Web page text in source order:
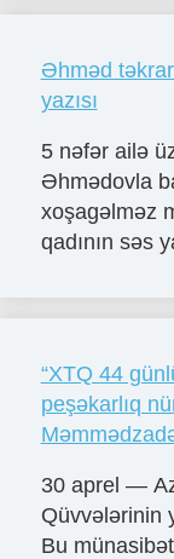
Əhməd
yazısı
5 nəfər ailə
Əhmədovla
xoşagəlməz
qadının səs
“XTQ 44
peşəkarlıq
30 aprel —
Qüvvələrinin
Bu